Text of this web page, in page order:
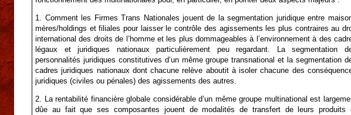
1. Comment les Firmes Trans Nationales jouent de la segmentation juridique entre
mères/holdings et filiales pour laisser le contrôle des agissements les plus contraires au
international des droits de l’homme et les plus dommageables à l’environnement à des
légaux et juridiques nationaux particulièrement peu regardant. La segmentation
personnalités juridiques constitutives d’un même groupe transnational et la segmentation
cadres juridiques nationaux dont chacune relève aboutit à isoler chacune des
juridiques (civiles ou pénales) des agissements des autres.
2. La rentabilité financière globale considérable d’un même groupe multinational est
dûe au fait que ses composantes jouent de modalités de transfert de leurs produits